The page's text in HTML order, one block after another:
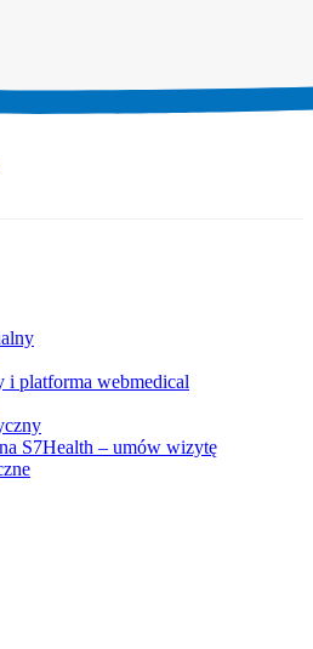
i platforma webmedical
S7Health – umów wizytę